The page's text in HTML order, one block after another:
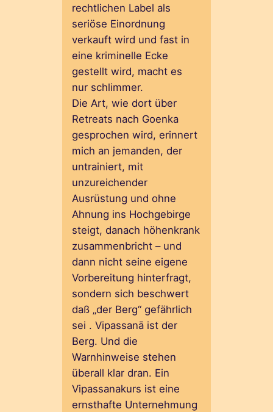
rechtlichen Label als
seriöse Einordnung
verkauft wird und fast in
eine kriminelle Ecke
gestellt wird, macht es
nur schlimmer.
Die Art, wie dort über
Retreats nach Goenka
gesprochen wird, erinnert
mich an jemanden, der
untrainiert, mit
unzureichender
Ausrüstung und ohne
Ahnung ins Hochgebirge
steigt, danach höhenkrank
zusammenbricht – und
dann nicht seine eigene
Vorbereitung hinterfragt,
sondern sich beschwert
daß „der Berg“ gefährlich
sei . Vipassanā ist der
Berg. Und die
Warnhinweise stehen
überall klar dran. Ein
Vipassanakurs ist eine
ernsthafte Unternehmung